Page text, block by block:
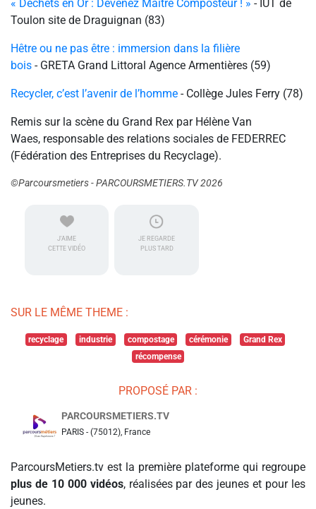
« Déchets en Or : Devenez Maître Composteur ! » - IUT de
Toulon site de Draguignan (83)
Hêtre ou ne pas être : immersion dans la filière
bois - GRETA Grand Littoral Agence Armentières (59)
Recycler, c’est l’avenir de l’homme - Collège Jules Ferry (78)
Remis sur la scène du Grand Rex par Hélène Van
Waes, responsable des relations sociales de FEDERREC
(Fédération des Entreprises du Recyclage).
©Parcoursmetiers - PARCOURSMETIERS.TV 2026
J'AIME
CETTE VIDÉO
JE REGARDE
PLUS TARD
SUR LE MÊME THEME :
recyclage industrie compostage cérémonie
Grand Rex
récompense
PROPOSÉ PAR :
PARCOURSMETIERS.TV
PARIS - (75012), France
ParcoursMetiers.tv est la première plateforme qui regroupe
plus de 10 000 vidéos, réalisées par des jeunes et pour les
jeunes.